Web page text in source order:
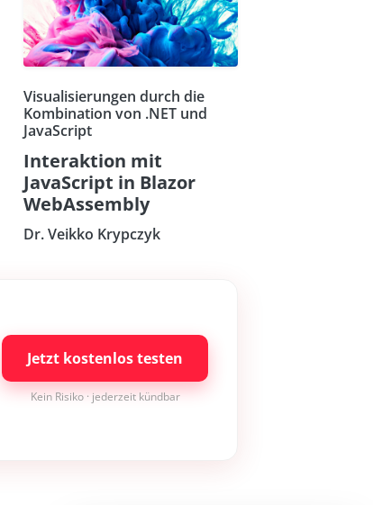
Visualisierungen durch die
Kombination von .NET und
JavaScript
Interaktion mit
JavaScript in Blazor
WebAssembly
Dr. Veikko Krypczyk
Jetzt kostenlos testen
Kein Risiko · jederzeit kündbar